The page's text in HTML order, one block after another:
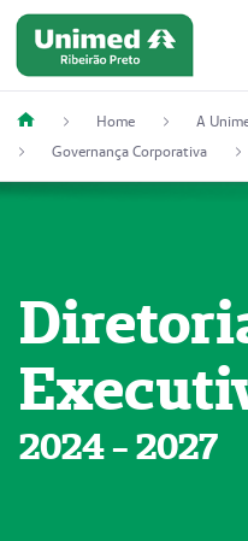
Home
A
Governança Corporativa
2024 - 2027